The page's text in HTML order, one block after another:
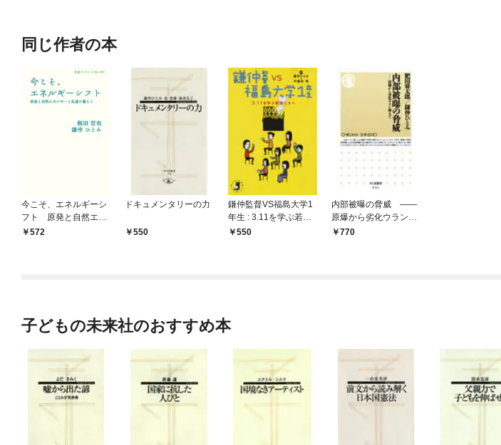
同じ作者の本
今こそ、エネルギーシ
フト 原発と自然エネ
ルギーと私達の暮らし
572
ドキュメンタリーの力
550
鎌仲監督VS福島大学1
年生 : 3.11を学ぶ若者
たちへ
550
内部被曝の脅威 ――
原爆から劣化ウラン弾
まで770
子どもの未来社のおすすめ本